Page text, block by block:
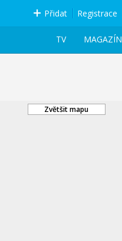
Přidat Registrace
MAGAZÍN
TV
Zvětšit mapu